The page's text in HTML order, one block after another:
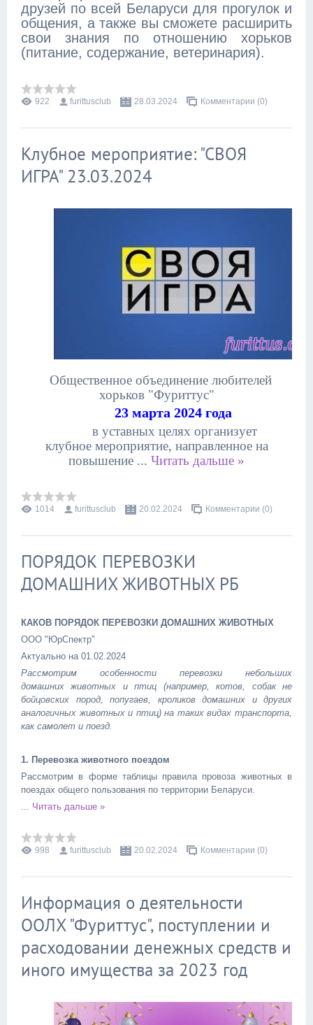
друзей по всей Беларуси для прогулок и
общения, а также вы сможете расширить
свои знания по отношению хорьков
(питание, содержание, ветеринария).
922 furittusclub 28.03.2024 Комментарии (0)
Клубное мероприятие: "СВОЯ
ИГРА" 23.03.2024
Общественное объединение любителей
хорьков "Фуриттус"
23 марта 2024 года
в уставных целях организует
клубное мероприятие, направленное на
повышение ... Читать дальше »
1014 furittusclub 20.02.2024 Комментарии (0)
ПОРЯДОК ПЕРЕВОЗКИ
ДОМАШНИХ ЖИВОТНЫХ РБ
КАКОВ ПОРЯДОК ПЕРЕВОЗКИ ДОМАШНИХ ЖИВОТНЫХ
ООО "ЮрСпектр"
Актуально на 01.02.2024
Рассмотрим особенности перевозки небольших
домашних животных и птиц (например, котов, собак не
бойцовских пород, попугаев, кроликов домашних и других
аналогичных животных и птиц) на таких видах транспорта,
как самолет и поезд.
1. Перевозка животного поездом
Рассмотрим в форме таблицы правила провоза животных в
поездах общего пользования по территории Беларуси.
... Читать дальше »
998 furittusclub 20.02.2024 Комментарии (0)
Информация о деятельности
ООЛХ "Фуриттус", поступлении и
расходовании денежных средств и
иного имущества за 2023 год